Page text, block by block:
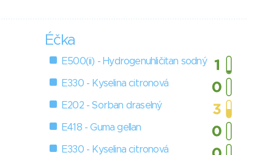
Éčka
E500(ii) - Hydrogenuhličitan sodný
E330 - Kyselina citronová
E202 - Sorban draselný
E418 - Guma gellan
E330 - Kyselina citronová